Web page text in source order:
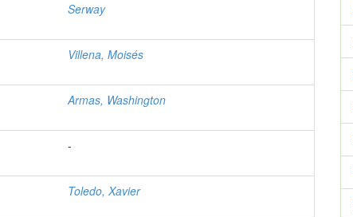
Serway
Villena, Moisés
Armas, Washington
-
Toledo, Xavier